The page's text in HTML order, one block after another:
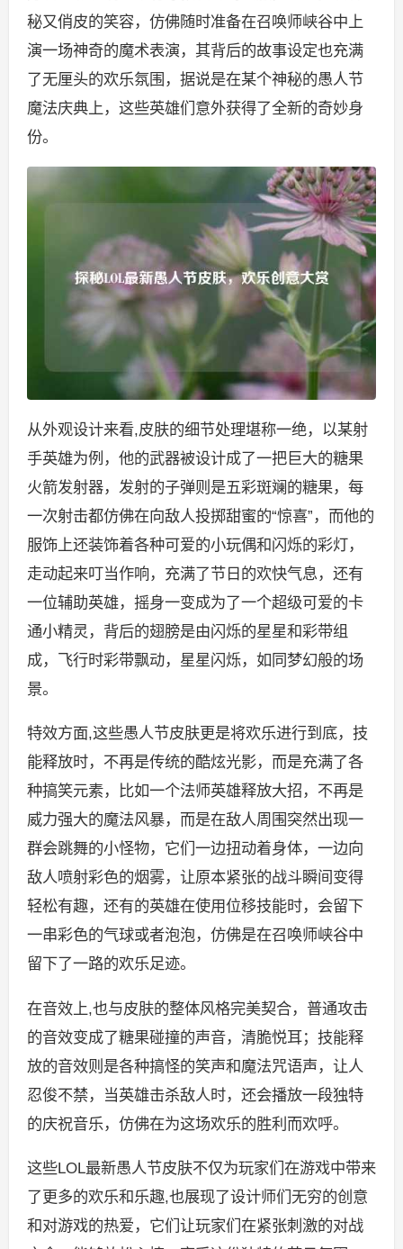
秘又俏皮的笑容，仿佛随时准备在召唤师峡谷中上
演一场神奇的魔术表演，其背后的故事设定也充满
了无厘头的欢乐氛围，据说是在某个神秘的愚人节
魔法庆典上，这些英雄们意外获得了全新的奇妙身
份。
从外观设计来看,皮肤的细节处理堪称一绝，以某射
手英雄为例，他的武器被设计成了一把巨大的糖果
火箭发射器，发射的子弹则是五彩斑斓的糖果，每
一次射击都仿佛在向敌人投掷甜蜜的“惊喜”，而他的
服饰上还装饰着各种可爱的小玩偶和闪烁的彩灯，
走动起来叮当作响，充满了节日的欢快气息，还有
一位辅助英雄，摇身一变成为了一个超级可爱的卡
通小精灵，背后的翅膀是由闪烁的星星和彩带组
成，飞行时彩带飘动，星星闪烁，如同梦幻般的场
景。
特效方面,这些愚人节皮肤更是将欢乐进行到底，技
能释放时，不再是传统的酷炫光影，而是充满了各
种搞笑元素，比如一个法师英雄释放大招，不再是
威力强大的魔法风暴，而是在敌人周围突然出现一
群会跳舞的小怪物，它们一边扭动着身体，一边向
敌人喷射彩色的烟雾，让原本紧张的战斗瞬间变得
轻松有趣，还有的英雄在使用位移技能时，会留下
一串彩色的气球或者泡泡，仿佛是在召唤师峡谷中
留下了一路的欢乐足迹。
在音效上,也与皮肤的整体风格完美契合，普通攻击
的音效变成了糖果碰撞的声音，清脆悦耳；技能释
放的音效则是各种搞怪的笑声和魔法咒语声，让人
忍俊不禁，当英雄击杀敌人时，还会播放一段独特
的庆祝音乐，仿佛在为这场欢乐的胜利而欢呼。
这些LOL最新愚人节皮肤不仅为玩家们在游戏中带来
了更多的欢乐和乐趣,也展现了设计师们无穷的创意
和对游戏的热爱，它们让玩家们在紧张刺激的对战